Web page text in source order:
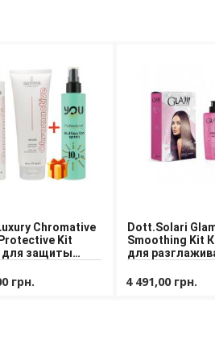
Chromative
Kit
для защиты
грн.
Dott.Solari
Smoothing Kit
для
4 491,00 грн.